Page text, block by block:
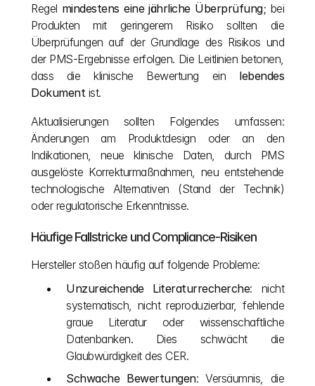
Regel mindestens eine jährliche Überprüfung; bei
Produkten mit geringerem Risiko sollten die
Überprüfungen auf der Grundlage des Risikos und
der PMS-Ergebnisse erfolgen. Die Leitlinien betonen,
dass die klinische Bewertung ein lebendes
Dokument ist.
Aktualisierungen sollten Folgendes umfassen:
Änderungen am Produktdesign oder an den
Indikationen, neue klinische Daten, durch PMS
ausgelöste Korrekturmaßnahmen, neu entstehende
technologische Alternativen (Stand der Technik)
oder regulatorische Erkenntnisse.
Häufige Fallstricke und Compliance-Risiken
Hersteller stoßen häufig auf folgende Probleme:
Unzureichende Literaturrecherche: nicht
systematisch, nicht reproduzierbar, fehlende
graue Literatur oder wissenschaftliche
Datenbanken. Dies schwächt die
Glaubwürdigkeit des CER.
Schwache Bewertungen: Versäumnis, die